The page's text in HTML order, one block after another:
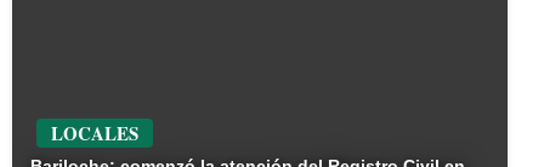
LOCALES